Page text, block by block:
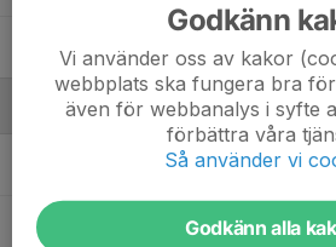
29. Amanda E.
Ledare
Daniel ZetterströmFystränare
Tränare
Godkänn
Vi använder oss av kakor
webbplats ska fungera bra
även för webbanalys i syfte
förbättra våra
Så använder vi
Godkänn alla